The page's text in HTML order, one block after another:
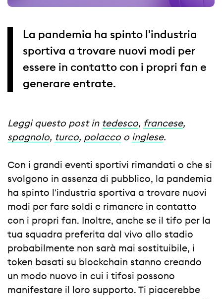
La pandemia ha spinto l'industria
sportiva a trovare nuovi modi per
essere in contatto con i propri fan e
generare entrate.
Leggi questo post in tedesco, francese,
spagnolo, turco, polacco o inglese.
Con i grandi eventi sportivi rimandati o che si
svolgono in assenza di pubblico, la pandemia
ha spinto l'industria sportiva a trovare nuovi
modi per fare soldi e rimanere in contatto
con i propri fan. Inoltre, anche se il tifo per la
tua squadra preferita dal vivo allo stadio
probabilmente non sarà mai sostituibile, i
token basati su blockchain stanno creando
un modo nuovo in cui i tifosi possono
manifestare il loro supporto. Ti piacerebbe